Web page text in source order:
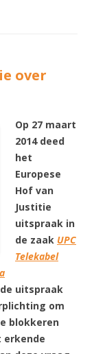
over
Op 27 maart
2014 deed
het
Europese
Hof van
Justitie
uitspraak in
de zaak UPC
Telekabel
uitspraak
om
blokkeren
erkende